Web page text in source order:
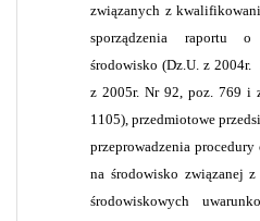
związanych z
sporządzenia raportu o
środowisko (Dz.U. z 2004r.
z 2005r. Nr 92, poz. 769 i
1105), przedmiotowe
przeprowadzenia procedury
na środowisko związanej
środowiskowych